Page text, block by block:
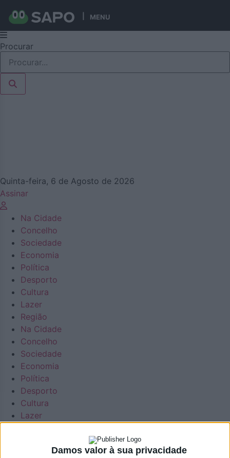
Damos valor à sua privacidade
MENU
Pular
para
conteúdo
Procurar
Quinta-feira, 6 de Agosto de 2026
Assinar
Na Cidade
Concelho
Sociedade
Economia
Política
Desporto
Cultura
Lazer
Região
Na Cidade
Concelho
Sociedade
Economia
Política
Desporto
Cultura
Lazer
Necrologia